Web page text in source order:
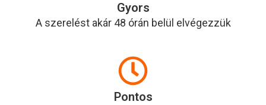
Gyors
A szerelést akár 48 órán belül elvégezzük
Pontos